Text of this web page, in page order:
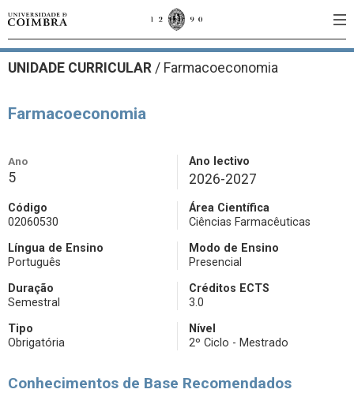
UNIDADE CURRICULAR / Farmacoeconomia
Farmacoeconomia
Ano
5
Ano lectivo
2026-2027
Código
02060530
Área Científica
Ciências Farmacêuticas
Língua de Ensino
Português
Modo de Ensino
Presencial
Duração
Semestral
Créditos ECTS
3.0
Tipo
Obrigatória
Nível
2º Ciclo - Mestrado
Conhecimentos de Base Recomendados